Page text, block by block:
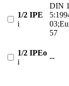
1/2 IPE
i
DIN
57
1/2 IPEo
i
--